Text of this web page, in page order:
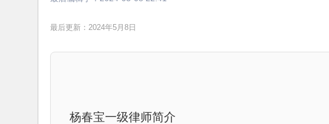
最后更新：2024年5月8日
杨春宝一级律师简介